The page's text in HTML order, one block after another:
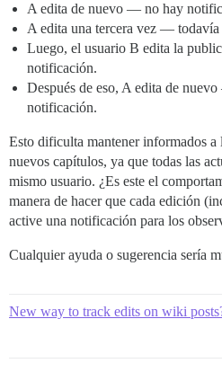
A edita de nuevo — no hay
A edita una tercera vez —
Luego, el usuario B edita la
notificación.
Después de eso, A edita de
notificación.
Esto dificulta mantener informados a
nuevos capítulos, ya que todas las
mismo usuario. ¿Es este el
manera de hacer que cada edición
active una notificación para los
Cualquier ayuda o sugerencia sería
New way to track edits on wiki